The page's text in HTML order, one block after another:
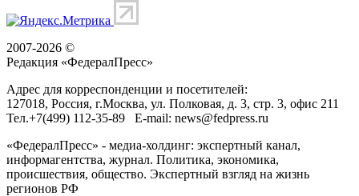
2007-2026 ©
Редакция «ФедералПресс»
Адрес для корреспонденции и посетителей:
127018, Россия, г.Москва, ул. Полковая, д. 3, стр. 3, офис 211
Тел.+7(499) 112-35-89 E-mail: news@fedpress.ru
«ФедералПресс» - медиа-холдинг: экспертный канал,
информагентства, журнал. Политика, экономика,
происшествия, общество. Экспертный взгляд на жизнь
регионов РФ